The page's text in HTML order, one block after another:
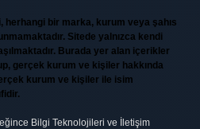
herhangi bir marka, kurum veya şahıs
Sitede yalnızca kendi
Burada yer alan içerikler
gerçek kurum ve kişiler hakkında
kurum ve kişiler ile isim
Bilgi Teknolojileri ve İletişim